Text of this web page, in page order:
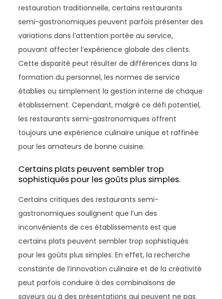
restauration traditionnelle, certains restaurants
semi-gastronomiques peuvent parfois présenter des
variations dans l’attention portée au service,
pouvant affecter l’expérience globale des clients.
Cette disparité peut résulter de différences dans la
formation du personnel, les normes de service
établies ou simplement la gestion interne de chaque
établissement. Cependant, malgré ce défi potentiel,
les restaurants semi-gastronomiques offrent
toujours une expérience culinaire unique et raffinée
pour les amateurs de bonne cuisine.
Certains plats peuvent sembler trop
sophistiqués pour les goûts plus simples.
Certains critiques des restaurants semi-
gastronomiques soulignent que l’un des
inconvénients de ces établissements est que
certains plats peuvent sembler trop sophistiqués
pour les goûts plus simples. En effet, la recherche
constante de l’innovation culinaire et de la créativité
peut parfois conduire à des combinaisons de
saveurs ou à des présentations qui peuvent ne pas